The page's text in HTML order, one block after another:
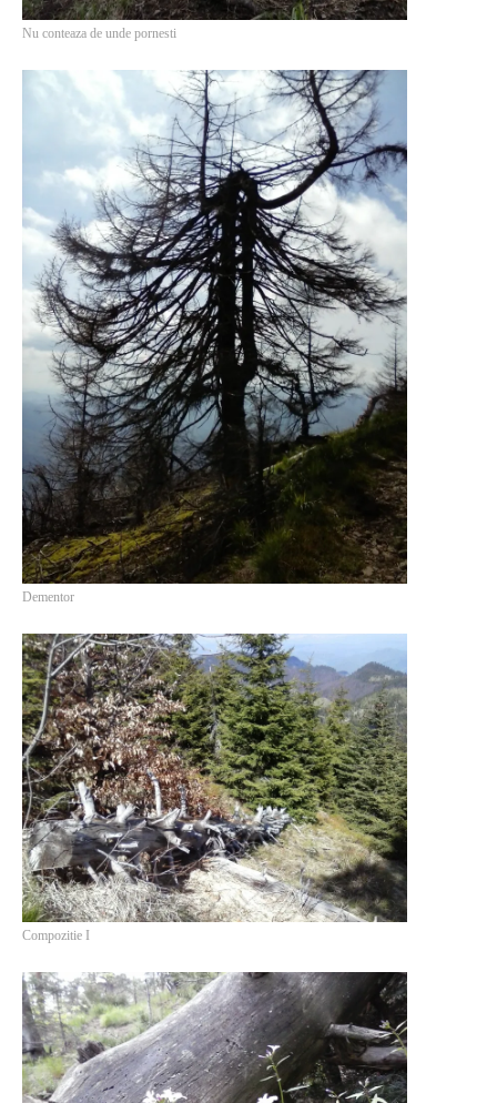
PRIETENI DIN AFARA BRESLEI
GloryBox.ro
Vreau-schimbare.ro
PRIETENI DIN BREASLA
Filme-Carti.ro
Nu conteaza de unde pornesti
Dementor
Compozitie I